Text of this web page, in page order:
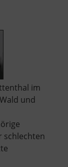
im
und
schlechten